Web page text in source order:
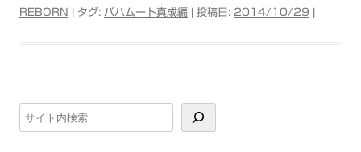
REBORN
| タグ: バハムート真成編 | 投稿日: 2014/10/29
検
索